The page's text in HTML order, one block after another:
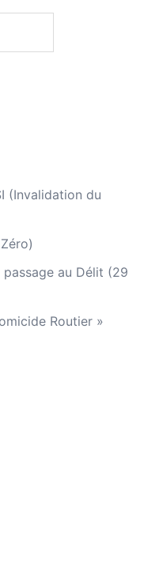
(Invalidation du
au Délit (29
Routier »